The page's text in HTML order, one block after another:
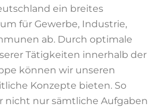
ein breites
für Gewerbe, Industrie,
ab. Durch optimale
Tätigkeiten innerhalb der
können wir unseren
Konzepte bieten. So
nicht nur sämtliche Aufgaben